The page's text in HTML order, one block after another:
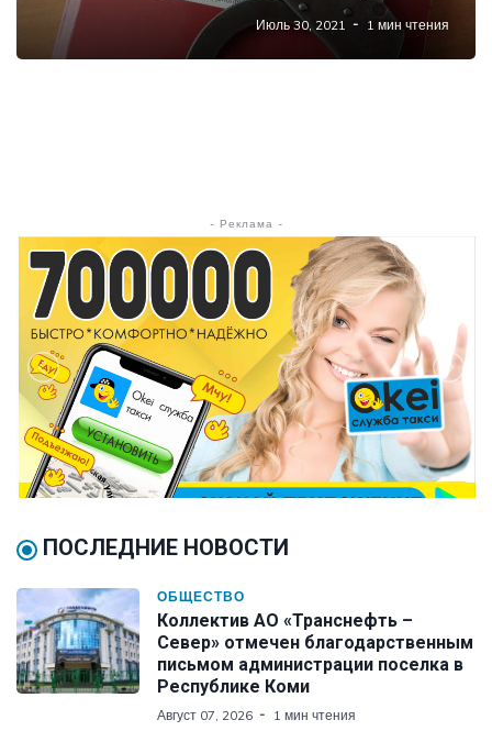
Июль 30, 2021 1 мин чтения
- Реклама -
ПОСЛЕДНИЕ НОВОСТИ
ОБЩЕСТВО
Коллектив АО «Транснефть –
Север» отмечен благодарственным
письмом администрации поселка в
Республике Коми
Август 07, 2026 1 мин чтения